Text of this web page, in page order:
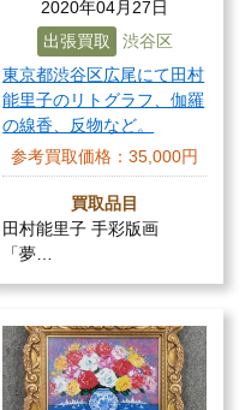
2020年04月27日
出張買取
渋谷区
東京都渋谷区広尾にて田村
能里子のリトグラフ、伽羅
の線香、反物など。
参考買取価格：35,000円
買取品目
田村能里子 手彩版画
「夢…